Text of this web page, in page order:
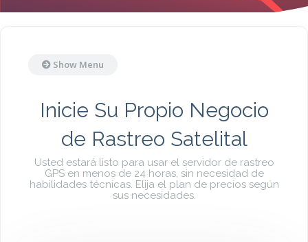
Show Menu
Inicie Su Propio Negocio
de Rastreo Satelital
Usted estará listo para usar el servidor de rastreo
GPS en menos de 24 horas, sin necesidad de
habilidades técnicas. Elija el plan de precios según
sus necesidades.